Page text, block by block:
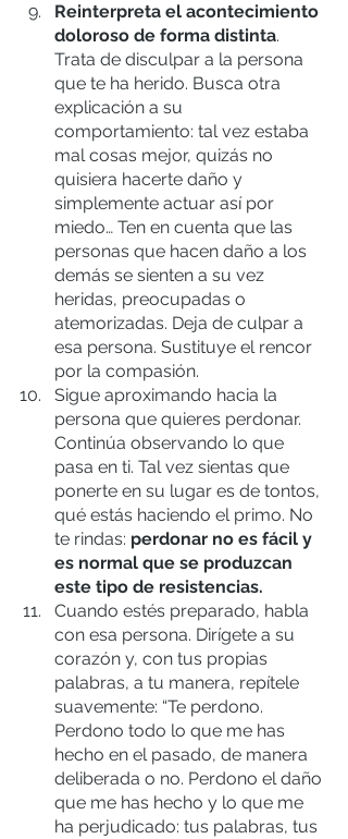
Reinterpreta el acontecimiento
doloroso de forma distinta.
Trata de disculpar a la persona
que te ha herido. Busca otra
explicación a su
comportamiento: tal vez estaba
mal cosas mejor, quizás no
quisiera hacerte daño y
simplemente actuar así por
miedo… Ten en cuenta que las
personas que hacen daño a los
demás se sienten a su vez
heridas, preocupadas o
atemorizadas. Deja de culpar a
esa persona. Sustituye el rencor
por la compasión.
Sigue aproximando hacia la
persona que quieres perdonar.
Continúa observando lo que
pasa en ti. Tal vez sientas que
ponerte en su lugar es de tontos,
qué estás haciendo el primo. No
te rindas: perdonar no es fácil y
es normal que se produzcan
este tipo de resistencias.
Cuando estés preparado, habla
con esa persona. Dirígete a su
corazón y, con tus propias
palabras, a tu manera, repítele
suavemente: “Te perdono.
Perdono todo lo que me has
hecho en el pasado, de manera
deliberada o no. Perdono el daño
que me has hecho y lo que me
ha perjudicado: tus palabras, tus